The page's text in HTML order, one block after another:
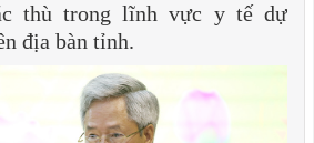
thù trong lĩnh vực y tế dự
địa bàn tỉnh.